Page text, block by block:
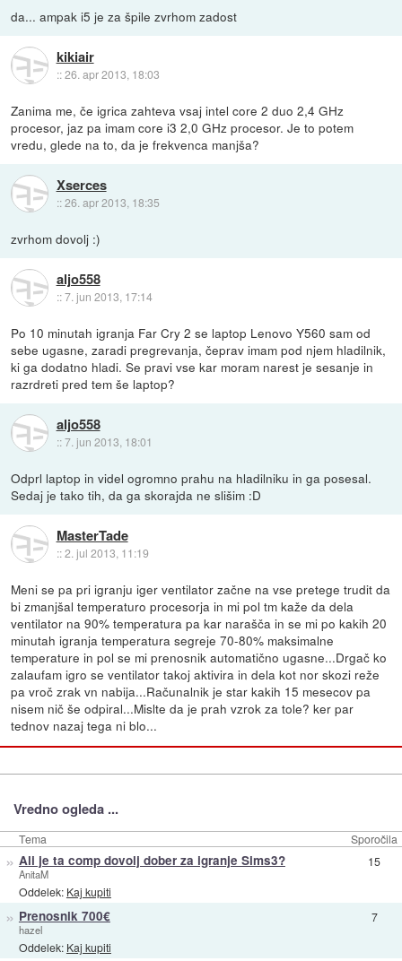
da... ampak i5 je za špile zvrhom zadost
kikiair
::26. apr 2013, 18:03
Zanima me, če igrica zahteva vsaj intel core 2 duo 2,4 GHz
procesor, jaz pa imam core i3 2,0 GHz procesor. Je to potem
vredu, glede na to, da je frekvenca manjša?
Xserces
::26. apr 2013, 18:35
zvrhom dovolj :)
aljo558
::7. jun 2013, 17:14
Po 10 minutah igranja Far Cry 2 se laptop Lenovo Y560 sam od
sebe ugasne, zaradi pregrevanja, čeprav imam pod njem hladilnik,
ki ga dodatno hladi. Se pravi vse kar moram narest je sesanje in
razrdreti pred tem še laptop?
aljo558
::7. jun 2013, 18:01
Odprl laptop in videl ogromno prahu na hladilniku in ga posesal.
Sedaj je tako tih, da ga skorajda ne slišim :D
MasterTade
::2. jul 2013, 11:19
Meni se pa pri igranju iger ventilator začne na vse pretege trudit da
bi zmanjšal temperaturo procesorja in mi pol tm kaže da dela
ventilator na 90% temperatura pa kar narašča in se mi po kakih 20
minutah igranja temperatura segreje 70-80% maksimalne
temperature in pol se mi prenosnik automatično ugasne...Drgač ko
zalaufam igro se ventilator takoj aktivira in dela kot nor skozi reže
pa vroč zrak vn nabija...Računalnik je star kakih 15 mesecov pa
nisem nič še odpiral...Mislte da je prah vzrok za tole? ker par
tednov nazaj tega ni blo...
Vredno ogleda ...
Tema Sporočila
» Ali je ta comp dovolj dober za igranje Sims3?
AnitaM
Oddelek: Kaj kupiti
15
» Prenosnik 700€
hazel
Oddelek: Kaj kupiti
7